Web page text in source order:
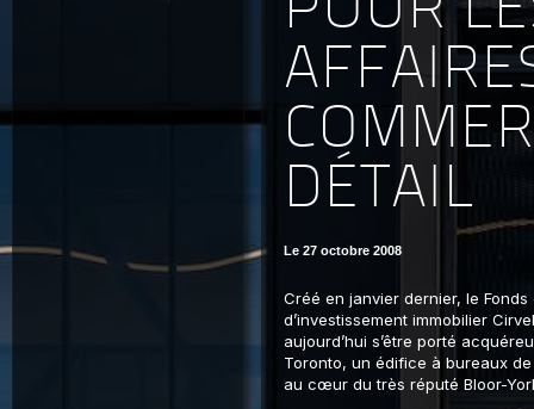
DÉTAIL
Le 27 octobre 2008
Créé en janvier dernier, le
d’investissement immobilier
aujourd’hui s’être porté
Toronto, un édifice à bureaux
au cœur du très réputé Bloor-